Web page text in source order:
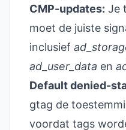
CMP-updates: Je
moet de juiste
inclusief
ad_user_data en
Default denied-
gtag de
voordat tags